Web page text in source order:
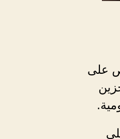
على